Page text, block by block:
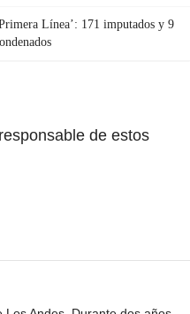
Línea’: 171 imputados y 9
de estos